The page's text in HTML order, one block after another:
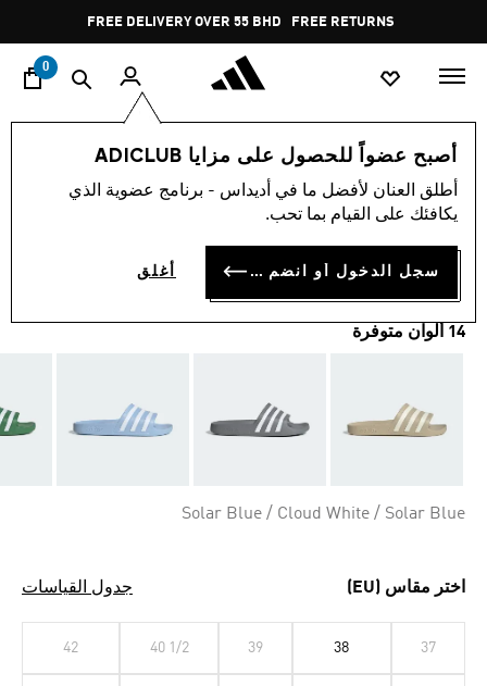
Pause
promotion
rotation
FREE DELIVERY OVER 55 BHD FREE RETURNS
0
أصبح عضواً للحصول على مزايا ADICLUB
أطلق العنان لأفضل ما في أديداس - برنامج عضوية الذي
يكافئك على القيام بما تحب.
سجل الدخول أو انضم الآن أغلق
اسلوب حياة العلامات التجارية الألبسة الرياضية
شبشب ADILETTE AQUA
BD 13.00
14 ألوان متوفرة
Solar Blue / Cloud White / Solar Blue
اختر مقاس (EU) جدول القياسات
37
38
39
40 1/2
42